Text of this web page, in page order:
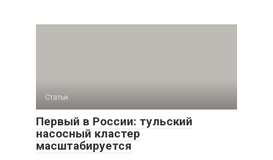
Статьи
Первый в России: тульский
насосный кластер
масштабируется